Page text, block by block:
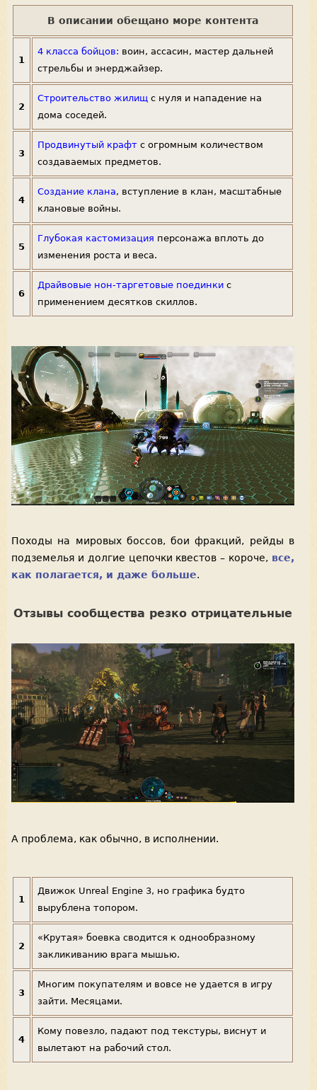
В описании обещано море контента
1
4 класса бойцов: воин, ассасин, мастер дальней
стрельбы и энерджайзер.
2
Строительство жилищ с нуля и нападение на
дома соседей.
3
Продвинутый крафт с огромным количеством
создаваемых предметов.
4
Создание клана, вступление в клан, масштабные
клановые войны.
5
Глубокая кастомизация персонажа вплоть до
изменения роста и веса.
6
Драйвовые нон-таргетовые поединки с
применением десятков скиллов.
Походы на мировых боссов, бои фракций, рейды в
подземелья и долгие цепочки квестов – короче, все,
как полагается, и даже больше.
Отзывы сообщества резко отрицательные
А проблема, как обычно, в исполнении.
1
Движок Unreal Engine 3, но графика будто
вырублена топором.
2
«Крутая» боевка сводится к однообразному
закликиванию врага мышью.
3
Многим покупателям и вовсе не удается в игру
зайти. Месяцами.
4
Кому повезло, падают под текстуры, виснут и
вылетают на рабочий стол.